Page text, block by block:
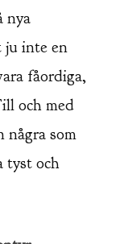
nya
ju inte en
fåordiga,
och med
några som
tyst och